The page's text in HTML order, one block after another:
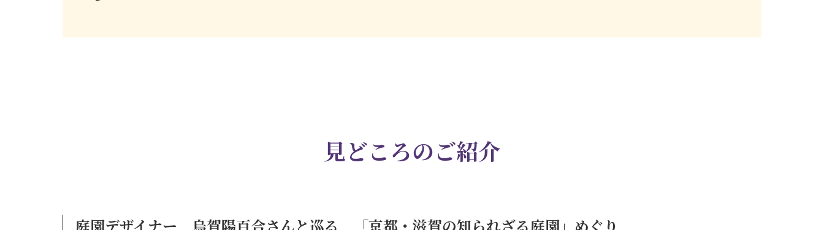
見どころのご紹介
庭園デザイナー 烏賀陽百合さんと巡る 「京都・滋賀の知られざる庭園」めぐり